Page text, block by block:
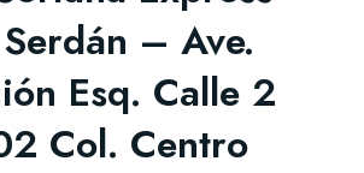
– Ave.
Esq. Calle 2
Col. Centro